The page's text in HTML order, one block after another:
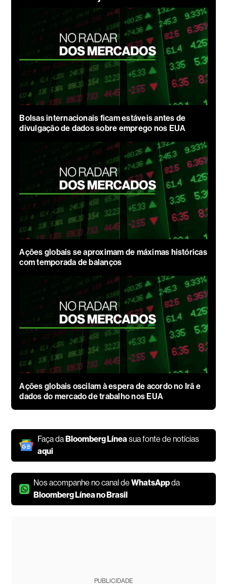
Bolsas internacionais ficam estáveis antes de
divulgação de dados sobre emprego nos EUA
Ações globais se aproximam de máximas históricas
com temporada de balanços
Ações globais oscilam à espera de acordo no Irã e
dados do mercado de trabalho nos EUA
Faça daBloomberg Línea sua fonte de notícias
aqui
Nos acompanhe no canal deWhatsAppda
Bloomberg Línea no Brasil
PUBLICIDADE